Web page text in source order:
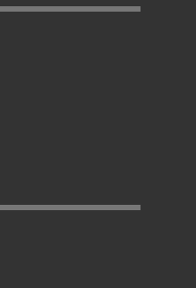
page 3
page 4